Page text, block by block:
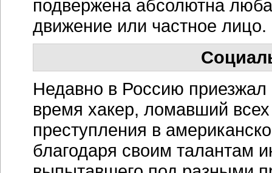
подвержена абсолютна
движение или частное лицо.
Недавно в Россию
время хакер, ломавший
преступления в
благодаря своим талантам